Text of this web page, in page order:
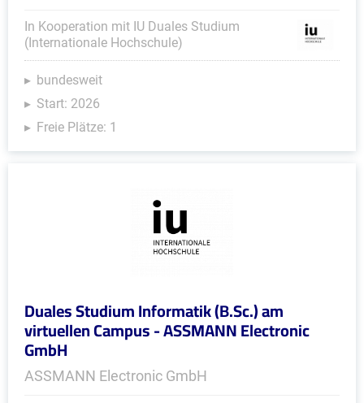
In Kooperation mit IU Duales Studium
(Internationale Hochschule)
bundesweit
Start: 2026
Freie Plätze: 1
Duales Studium Informatik (B.Sc.) am
virtuellen Campus - ASSMANN Electronic
GmbH
ASSMANN Electronic GmbH